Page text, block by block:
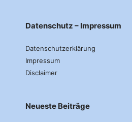
Datenschutz – Impressum
Datenschutzerklärung
Impressum
Disclaimer
Neueste Beiträge